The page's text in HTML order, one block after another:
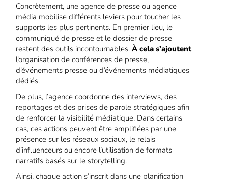
Concrètement, une agence de presse ou agence
média mobilise différents leviers pour toucher les
supports les plus pertinents. En premier lieu, le
communiqué de presse et le dossier de presse
restent des outils incontournables.À cela s’ajoutent
l’organisation de conférences de presse,
d’événements presse ou d’événements médiatiques
dédiés.
De plus, l’agence coordonne des interviews, des
reportages et des prises de parole stratégiques afin
de renforcer la visibilité médiatique. Dans certains
cas, ces actions peuvent être amplifiées par une
présence sur les réseaux sociaux, le relais
d’influenceurs ou encore l’utilisation de formats
narratifs basés sur le storytelling.
Ainsi, chaque action s’inscrit dans une planification